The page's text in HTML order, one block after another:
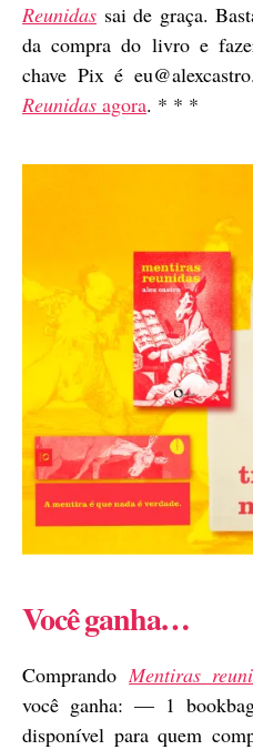
Reunidas sai de graça.
da compra do livro e
chave Pix é
Reunidas agora. * * *
Você ganha…
ComprandoMentiras
você ganha: — 1
disponível para quem